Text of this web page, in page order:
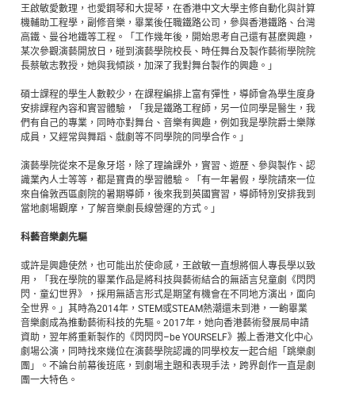
王啟敏愛數理，也愛鋼琴和大提琴，在香港中文大學主修自動化與計算
機輔助工程學，副修音樂，畢業後任職鐵路公司，參與香港鐵路、台灣
高鐵、曼谷地鐵等工程。「工作幾年後，開始思考自己還有甚麼興趣，
某次參觀演藝開放日，碰到演藝學院校長、時任舞台及製作藝術學院院
長蔡敏志教授，她與我傾談，加深了我對舞台製作的興趣。」
碩士課程的學生人數較少，在課程編排上富有彈性，導師會為學生度身
安排課程內容和實習體驗，「我是鐵路工程師，另一位同學是醫生，我
們有自己的專業，同時亦對舞台、音樂有興趣，例如我是學院爵士樂隊
成員，又經常與舞蹈、戲劇等不同學院的同學合作。」
演藝學院從來不是象牙塔，除了理論課外，實習、遊歷、參與製作、認
識業內人士等等，都是寶貴的學習體驗。「有一年暑假，學院請來一位
來自倫敦西區劇院的暑期導師，後來我到英國實習，導師特別安排我到
當地劇場觀摩，了解音樂劇長線營運的方式。」
科藝音樂劇先驅
或許是興趣使然，也可能出於使命感，王啟敏一直想將個人專長學以致
用，「我在學院的畢業作品是將科技與藝術結合的無語言兒童劇《閃閃
閃．童幻世界》，採用無語言形式是期望有機會在不同地方演出，面向
全世界。」其時為2014年，STEM或STEAM熱潮還未到港，一齣畢業
音樂劇成為推動藝術科技的先驅。2017年，她向香港藝術發展局申請
資助，翌年將重新製作的《閃閃閃–be YOURSELF》搬上香港文化中心
劇場公演，同時找來幾位在演藝學院認識的同學校友一起合組「跳樂劇
團」。不論台前幕後班底，到劇場主題和表現手法，跨界創作一直是劇
團一大特色。